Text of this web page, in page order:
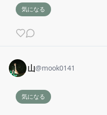
気になる
山@mook0141
気になる